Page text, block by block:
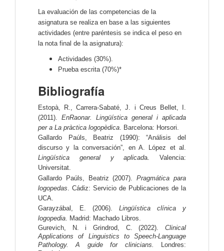
La evaluación de las competencias de la
asignatura se realiza en base a las siguientes
actividades (entre paréntesis se indica el peso en
la nota final de la asignatura):
Actividades (30%).
Prueba escrita (70%)*
Bibliografía
Estopà, R., Carrera-Sabaté, J. i Creus Bellet, I.
(2011). EnRaonar. Lingüística general i aplicada
per a La pràctica logopèdica. Barcelona: Horsori.
Gallardo Paúls, Beatriz (1990): “Análisis del
Lingüística general y aplicada. Valencia:
Universitat.
Gallardo Paúls, Beatriz (2007). Pragmática para
logopedas . Cádiz: Servicio de Publicaciones de la
UCA.
Garayzábal, E. (2006). Lingüística clínica y
logopedia . Madrid: Machado Libros.
Gurevich, N. i Grindrod, C. (2022). Clinical
Applications of Linguistics to Speech-Language
Pathology. A guide for clinicians.
Londres: